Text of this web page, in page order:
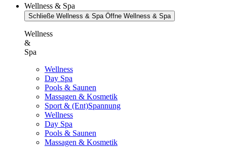
Wellness & Spa
Schließe Wellness & Spa Öffne Wellness & Spa
Wellness
&
Spa
Wellness
Day Spa
Pools & Saunen
Massagen & Kosmetik
Sport & (Ent)Spannung
Wellness
Day Spa
Pools & Saunen
Massagen & Kosmetik